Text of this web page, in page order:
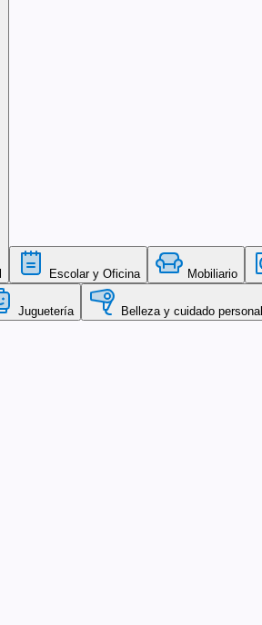
Escolar y Oficina Mobiliario
Juguetería Belleza y cuidado personal